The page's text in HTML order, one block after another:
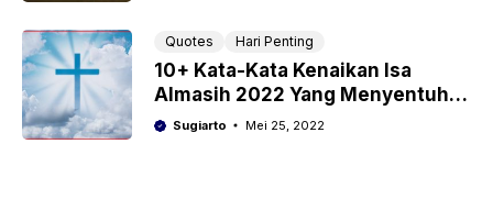
Quotes Hari Penting
10+ Kata-Kata Kenaikan Isa
Almasih 2022 Yang Menyentuh
Hati Untuk Status di Medsos
Sugiarto Mei 25, 2022